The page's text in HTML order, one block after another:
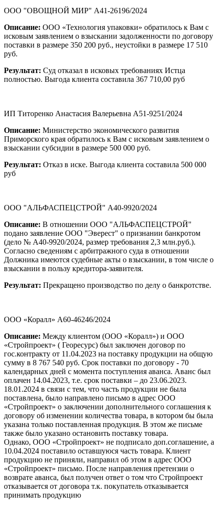
ООО "ОВОЩНОЙ МИР" А41-26196/2024
Описание: ООО «Технология упаковки» обратилось к Вам с
исковым заявлением о взыскании задолженности по договору
поставки в размере 350 200 руб., неустойки в размере 17 510
руб.
Результат: Суд отказал в исковых требованиях Истца
полностью. Выгода клиента составила 367 710,00 руб
ИП Титоренко Анастасия Валерьевна А51-9251/2024
Описание: Министерство экономического развития
Приморского края обратилось к Вам с исковым заявлением о
взыскании субсидии в размере 500 000 руб.
Результат: Отказ в иске. Выгода клиента составила 500 000
руб
ООО "АЛЬФАСПЕЦСТРОЙ" А40-9920/2024
Описание: В отношении ООО "АЛЬФАСПЕЦСТРОЙ"
подано заявление ООО "Эверест" о признании банкротом
(дело № А40-9920/2024, размер требования 2,3 млн.руб.).
Согласно сведениям с арбитражного суда в отношении
Должника имеются судебные акты о взыскании, в том числе о
взыскании в пользу кредитора-заявителя.
Результат: Прекращено производство по делу о банкротстве.
ООО «Коралл» А60-46246/2024
Описание: Между клиентом (ООО «Коралл») и ООО
«Стройпроект» ( Георесурс) был заключен договор по
гос.контракту от 11.04.2023 на поставку продукции на общую
сумму в 8 767 540 руб. Срок поставки по договору - 70
календарных дней с момента поступления аванса. Аванс был
оплачен 14.04.2023, т.е. срок поставки – до 23.06.2023.
18.01.2024 в связи с тем, что часть продукции не была
поставлена, было направлено письмо в адрес ООО
«Стройпроект» о заключении дополнительного соглашения к
договору об изменении количества товара, в котором бы была
указана только поставленная продукция. В этом же письме
также было указано остановить поставку товара.
Однако, ООО «Стройпроект» не подписало доп.соглашение, а
10.04.2024 поставило оставшуюся часть товара. Клиент
продукцию не приняли, направил об этом в адрес ООО
«Стройпроект» письмо. После направления претензии о
возврате аванса, был получен ответ о том что Стройпроект
отказывается от договора т.к. покупатель отказывается
принимать продукцию